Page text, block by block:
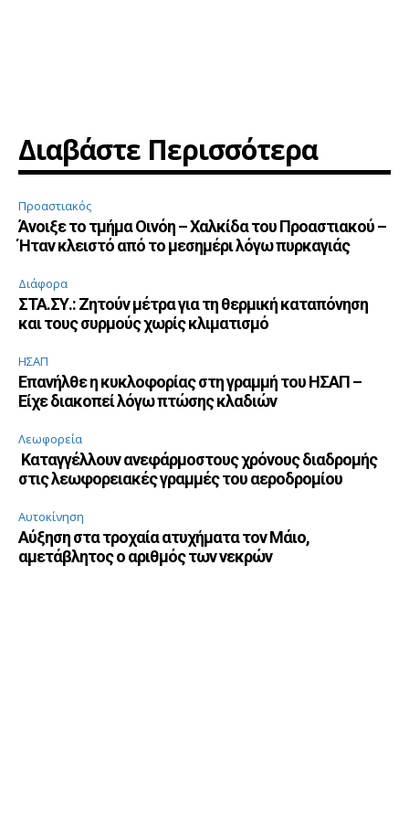
Διαβάστε Περισσότερα
Προαστιακός
Άνοιξε το τμήμα Οινόη – Χαλκίδα του Προαστιακού –
Ήταν κλειστό από το μεσημέρι λόγω πυρκαγιάς
Διάφορα
ΣΤΑ.ΣΥ.: Ζητούν μέτρα για τη θερμική καταπόνηση
και τους συρμούς χωρίς κλιματισμό
ΗΣΑΠ
Επανήλθε η κυκλοφορίας στη γραμμή του ΗΣΑΠ –
Είχε διακοπεί λόγω πτώσης κλαδιών
Λεωφορεία
Καταγγέλλουν ανεφάρμοστους χρόνους διαδρομής
στις λεωφορειακές γραμμές του αεροδρομίου
Αυτοκίνηση
Αύξηση στα τροχαία ατυχήματα τον Μάιο,
αμετάβλητος ο αριθμός των νεκρών